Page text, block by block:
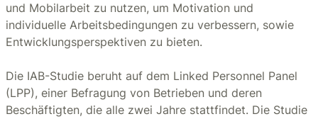
und Mobilarbeit zu nutzen, um Motivation und
individuelle Arbeitsbedingungen zu verbessern, sowie
Entwicklungsperspektiven zu bieten.
Die IAB-Studie beruht auf dem Linked Personnel Panel
(LPP), einer Befragung von Betrieben und deren
Beschäftigten, die alle zwei Jahre stattfindet. Die Studie